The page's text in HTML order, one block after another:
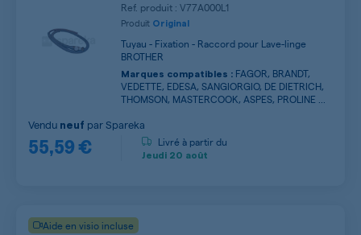
Ref. produit : V77A000L1
Produit Original
Tuyau - Fixation - Raccord pour Lave-linge
BROTHER
Marques compatibles : FAGOR, BRANDT,
VEDETTE, EDESA, SANGIORGIO, DE DIETRICH,
THOMSON, MASTERCOOK, ASPES, PROLINE ...
55,59 €
Vendu neuf parSpareka
Livré à partir du
Jeudi 20 août
Aide en visio incluse